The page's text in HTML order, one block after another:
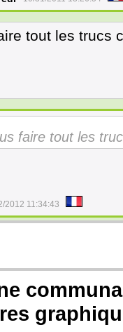
tout les trucs
faire tout les
2012 11:34:43